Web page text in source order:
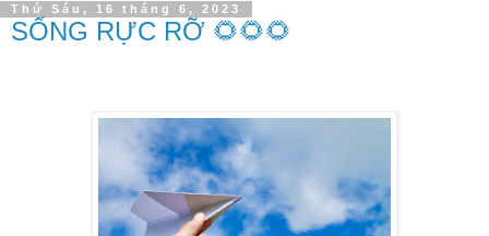
Thứ Sáu, 16 tháng 6, 2023
SỐNG RỰC RỠ 🌻🌻🌻